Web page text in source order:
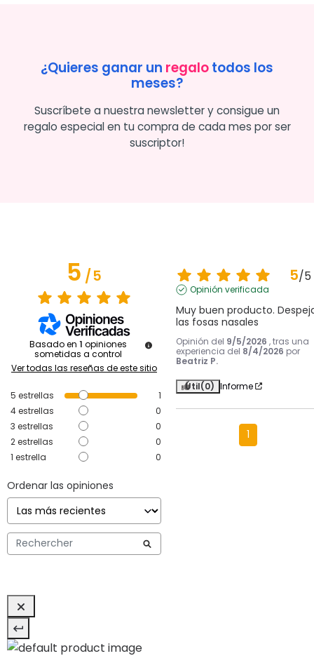
¿Quieres ganar un regalotodos los
meses?
Suscríbete a nuestra newsletter y consigue un
regalo especial en tu compra de cada mes por ser
suscriptor!
5/5
Basado en 1 opiniones
sometidas a control
Ver todas las reseñas de este sitio
5 estrellas
1
4estrellas
0
3 estrellas
0
2estrellas
0
1 estrella 0
Ordenar las opiniones
5/5
Opinión verificada
Muy buen producto.
las fosas nasales
Opinión del 9/5/2026 , tras una
experiencia del 8/4/2026 por
Beatriz P.
Útil(0) Informe
1